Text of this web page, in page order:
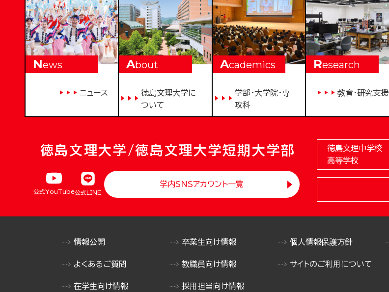
News
ニュース
About
徳島文理大学に
ついて
Academics
学部・大学院・専
攻科
Research
教育・研究支援
徳島文理大学/徳島文理大学短期大学部
公式YouTube公式LINE
学内SNSアカウント一覧
徳島文理中学校
高等学校
情報公開
よくあるご質問
在学生向け情報
卒業生向け情報
教職員向け情報
採用担当向け情報
個人情報保護方針
サイトのご利用について